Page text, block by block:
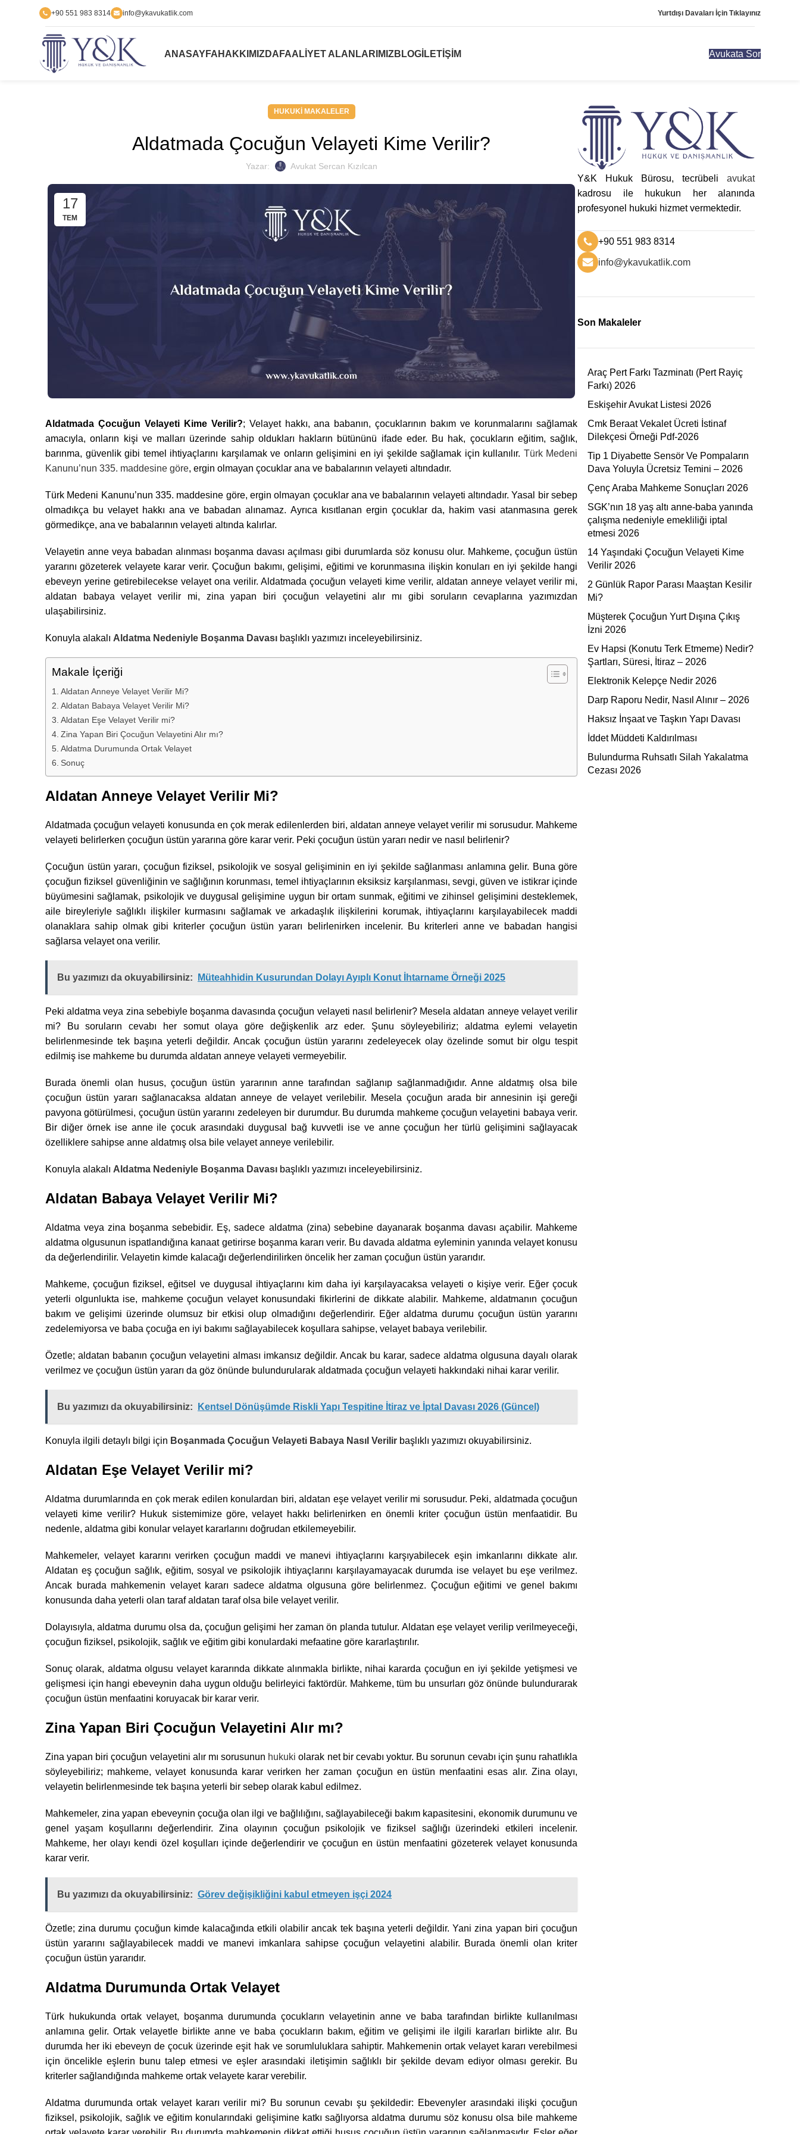
+90 551 983 8314 info@ykavukatlik.com Yurtdışı Davaları İçin Tıklayınız
ANASAYFA HAKKIMIZDA FAALIYET ALANLARIMIZBLOG İLETIŞIM Avukata Sor
HUKUKI MAKALELER
Aldatmada Çocuğun Velayeti Kime Verilir?
Yazar: Avukat Sercan Kızılcan
17
TEM
Aldatmada Çocuğun Velayeti Kime Verilir?; Velayet hakkı, ana babanın, çocuklarının bakım ve korunmalarını sağlamak
amacıyla, onların kişi ve malları üzerinde sahip oldukları hakların bütününü ifade eder. Bu hak, çocukların eğitim, sağlık,
barınma, güvenlik gibi temel ihtiyaçlarını karşılamak ve onların gelişimini en iyi şekilde sağlamak için kullanılır. Türk Medeni
Kanunu’nun 335. maddesine göre, ergin olmayan çocuklar ana ve babalarının velayeti altındadır.
Türk Medeni Kanunu’nun 335. maddesine göre, ergin olmayan çocuklar ana ve babalarının velayeti altındadır. Yasal bir sebep
olmadıkça bu velayet hakkı ana ve babadan alınamaz. Ayrıca kısıtlanan ergin çocuklar da, hakim vasi atanmasına gerek
görmedikçe, ana ve babalarının velayeti altında kalırlar.
Velayetin anne veya babadan alınması boşanma davası açılması gibi durumlarda söz konusu olur. Mahkeme, çocuğun üstün
yararını gözeterek velayete karar verir. Çocuğun bakımı, gelişimi, eğitimi ve korunmasına ilişkin konuları en iyi şekilde hangi
ebeveyn yerine getirebilecekse velayet ona verilir. Aldatmada çocuğun velayeti kime verilir, aldatan anneye velayet verilir mi,
aldatan babaya velayet verilir mi, zina yapan biri çocuğun velayetini alır mı gibi soruların cevaplarına yazımızdan
ulaşabilirsiniz.
Konuyla alakalı Aldatma Nedeniyle Boşanma Davası başlıklı yazımızı inceleyebilirsiniz.
Makale İçeriği
Aldatan Anneye Velayet Verilir Mi?
Aldatan Babaya Velayet Verilir Mi?
Aldatan Eşe Velayet Verilir mi?
Zina Yapan Biri Çocuğun Velayetini Alır mı?
Aldatma Durumunda Ortak Velayet
Sonuç
Aldatan Anneye Velayet Verilir Mi?
Aldatmada çocuğun velayeti konusunda en çok merak edilenlerden biri, aldatan anneye velayet verilir mi sorusudur. Mahkeme
velayeti belirlerken çocuğun üstün yararına göre karar verir. Peki çocuğun üstün yararı nedir ve nasıl belirlenir?
Çocuğun üstün yararı, çocuğun fiziksel, psikolojik ve sosyal gelişiminin en iyi şekilde sağlanması anlamına gelir. Buna göre
çocuğun fiziksel güvenliğinin ve sağlığının korunması, temel ihtiyaçlarının eksiksiz karşılanması, sevgi, güven ve istikrar içinde
büyümesini sağlamak, psikolojik ve duygusal gelişimine uygun bir ortam sunmak, eğitimi ve zihinsel gelişimini desteklemek,
aile bireyleriyle sağlıklı ilişkiler kurmasını sağlamak ve arkadaşlık ilişkilerini korumak, ihtiyaçlarını karşılayabilecek maddi
olanaklara sahip olmak gibi kriterler çocuğun üstün yararı belirlenirken incelenir. Bu kriterleri anne ve babadan hangisi
sağlarsa velayet ona verilir.
Bu yazımızı da okuyabilirsiniz: Müteahhidin Kusurundan Dolayı Ayıplı Konut İhtarname Örneği 2025
Peki aldatma veya zina sebebiyle boşanma davasında çocuğun velayeti nasıl belirlenir? Mesela aldatan anneye velayet verilir
mi? Bu soruların cevabı her somut olaya göre değişkenlik arz eder. Şunu söyleyebiliriz; aldatma eylemi velayetin
belirlenmesinde tek başına yeterli değildir. Ancak çocuğun üstün yararını zedeleyecek olay özelinde somut bir olgu tespit
edilmiş ise mahkeme bu durumda aldatan anneye velayeti vermeyebilir.
Burada önemli olan husus, çocuğun üstün yararının anne tarafından sağlanıp sağlanmadığıdır. Anne aldatmış olsa bile
çocuğun üstün yararı sağlanacaksa aldatan anneye de velayet verilebilir. Mesela çocuğun arada bir annesinin işi gereği
pavyona götürülmesi, çocuğun üstün yararını zedeleyen bir durumdur. Bu durumda mahkeme çocuğun velayetini babaya verir.
Bir diğer örnek ise anne ile çocuk arasındaki duygusal bağ kuvvetli ise ve anne çocuğun her türlü gelişimini sağlayacak
özelliklere sahipse anne aldatmış olsa bile velayet anneye verilebilir.
Konuyla alakalı Aldatma Nedeniyle Boşanma Davası başlıklı yazımızı inceleyebilirsiniz.
Aldatan Babaya Velayet Verilir Mi?
Aldatma veya zina boşanma sebebidir. Eş, sadece aldatma (zina) sebebine dayanarak boşanma davası açabilir. Mahkeme
aldatma olgusunun ispatlandığına kanaat getirirse boşanma kararı verir. Bu davada aldatma eyleminin yanında velayet konusu
da değerlendirilir. Velayetin kimde kalacağı değerlendirilirken öncelik her zaman çocuğun üstün yararıdır.
Mahkeme, çocuğun fiziksel, eğitsel ve duygusal ihtiyaçlarını kim daha iyi karşılayacaksa velayeti o kişiye verir. Eğer çocuk
yeterli olgunlukta ise, mahkeme çocuğun velayet konusundaki fikirlerini de dikkate alabilir. Mahkeme, aldatmanın çocuğun
bakım ve gelişimi üzerinde olumsuz bir etkisi olup olmadığını değerlendirir. Eğer aldatma durumu çocuğun üstün yararını
zedelemiyorsa ve baba çocuğa en iyi bakımı sağlayabilecek koşullara sahipse, velayet babaya verilebilir.
Özetle; aldatan babanın çocuğun velayetini alması imkansız değildir. Ancak bu karar, sadece aldatma olgusuna dayalı olarak
verilmez ve çocuğun üstün yararı da göz önünde bulundurularak aldatmada çocuğun velayeti hakkındaki nihai karar verilir.
Bu yazımızı da okuyabilirsiniz: Kentsel Dönüşümde Riskli Yapı Tespitine İtiraz ve İptal Davası 2026 (Güncel)
Konuyla ilgili detaylı bilgi için Boşanmada Çocuğun Velayeti Babaya Nasıl Verilir başlıklı yazımızı okuyabilirsiniz.
Aldatan Eşe Velayet Verilir mi?
Aldatma durumlarında en çok merak edilen konulardan biri, aldatan eşe velayet verilir mi sorusudur. Peki, aldatmada çocuğun
velayeti kime verilir? Hukuk sistemimize göre, velayet hakkı belirlenirken en önemli kriter çocuğun üstün menfaatidir. Bu
nedenle, aldatma gibi konular velayet kararlarını doğrudan etkilemeyebilir.
Mahkemeler, velayet kararını verirken çocuğun maddi ve manevi ihtiyaçlarını karşıyabilecek eşin imkanlarını dikkate alır.
Aldatan eş çocuğun sağlık, eğitim, sosyal ve psikolojik ihtiyaçlarını karşılayamayacak durumda ise velayet bu eşe verilmez.
Ancak burada mahkemenin velayet kararı sadece aldatma olgusuna göre belirlenmez. Çocuğun eğitimi ve genel bakımı
konusunda daha yeterli olan taraf aldatan taraf olsa bile velayet verilir.
Dolayısıyla, aldatma durumu olsa da, çocuğun gelişimi her zaman ön planda tutulur. Aldatan eşe velayet verilip verilmeyeceği,
çocuğun fiziksel, psikolojik, sağlık ve eğitim gibi konulardaki mefaatine göre kararlaştırılır.
Sonuç olarak, aldatma olgusu velayet kararında dikkate alınmakla birlikte, nihai kararda çocuğun en iyi şekilde yetişmesi ve
gelişmesi için hangi ebeveynin daha uygun olduğu belirleyici faktördür. Mahkeme, tüm bu unsurları göz önünde bulundurarak
çocuğun üstün menfaatini koruyacak bir karar verir.
Zina Yapan Biri Çocuğun Velayetini Alır mı?
Zina yapan biri çocuğun velayetini alır mı sorusunun hukuki olarak net bir cevabı yoktur. Bu sorunun cevabı için şunu rahatlıkla
söyleyebiliriz; mahkeme, velayet konusunda karar verirken her zaman çocuğun en üstün menfaatini esas alır. Zina olayı,
velayetin belirlenmesinde tek başına yeterli bir sebep olarak kabul edilmez.
Mahkemeler, zina yapan ebeveynin çocuğa olan ilgi ve bağlılığını, sağlayabileceği bakım kapasitesini, ekonomik durumunu ve
genel yaşam koşullarını değerlendirir. Zina olayının çocuğun psikolojik ve fiziksel sağlığı üzerindeki etkileri incelenir.
Mahkeme, her olayı kendi özel koşulları içinde değerlendirir ve çocuğun en üstün menfaatini gözeterek velayet konusunda
karar verir.
Bu yazımızı da okuyabilirsiniz: Görev değişikliğini kabul etmeyen işçi 2024
Özetle; zina durumu çocuğun kimde kalacağında etkili olabilir ancak tek başına yeterli değildir. Yani zina yapan biri çocuğun
üstün yararını sağlayabilecek maddi ve manevi imkanlara sahipse çocuğun velayetini alabilir. Burada önemli olan kriter
çocuğun üstün yararıdır.
Aldatma Durumunda Ortak Velayet
Türk hukukunda ortak velayet, boşanma durumunda çocukların velayetinin anne ve baba tarafından birlikte kullanılması
anlamına gelir. Ortak velayetle birlikte anne ve baba çocukların bakım, eğitim ve gelişimi ile ilgili kararları birlikte alır. Bu
durumda her iki ebeveyn de çocuk üzerinde eşit hak ve sorumluluklara sahiptir. Mahkemenin ortak velayet kararı verebilmesi
için öncelikle eşlerin bunu talep etmesi ve eşler arasındaki iletişimin sağlıklı bir şekilde devam ediyor olması gerekir. Bu
kriterler sağlandığında mahkeme ortak velayete karar verebilir.
Aldatma durumunda ortak velayet kararı verilir mi? Bu sorunun cevabı şu şekildedir: Ebevenyler arasındaki ilişki çocuğun
fiziksel, psikolojik, sağlık ve eğitim konularındaki gelişimine katkı sağlıyorsa aldatma durumu söz konusu olsa bile mahkeme
Y&K Hukuk Bürosu, tecrübeli avukat
kadrosu ile hukukun her alanında
profesyonel hukuki hizmet vermektedir.
+90 551 983 8314
info@ykavukatlik.com
Son Makaleler
Araç Pert Farkı Tazminatı (Pert Rayiç
Farkı) 2026
Eskişehir Avukat Listesi 2026
Cmk Beraat Vekalet Ücreti İstinaf
Dilekçesi Örneği Pdf-2026
Tip 1 Diyabette Sensör Ve Pompaların
Dava Yoluyla Ücretsiz Temini – 2026
Çenç Araba Mahkeme Sonuçları 2026
SGK’nın 18 yaş altı anne-baba yanında
çalışma nedeniyle emekliliği iptal
etmesi 2026
14 Yaşındaki Çocuğun Velayeti Kime
Verilir 2026
2 Günlük Rapor Parası Maaştan Kesilir
Mi?
Müşterek Çocuğun Yurt Dışına Çıkış
İzni 2026
Ev Hapsi (Konutu Terk Etmeme) Nedir?
Şartları, Süresi, İtiraz – 2026
Elektronik Kelepçe Nedir 2026
Darp Raporu Nedir, Nasıl Alınır – 2026
Haksız İnşaat ve Taşkın Yapı Davası
İddet Müddeti Kaldırılması
Bulundurma Ruhsatlı Silah Yakalatma
Cezası 2026